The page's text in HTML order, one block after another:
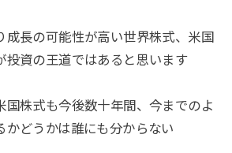
成長の可能性が高い世界株式、米国
投資の王道ではあると思います
国株式も今後数十年間、今までのよ
かどうかは誰にも分からない